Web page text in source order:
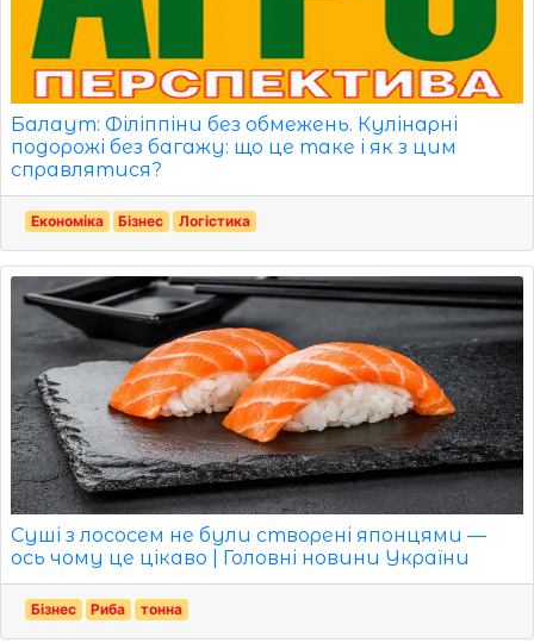
Балаут: Філіппіни без обмежень. Кулінарні
подорожі без багажу: що це таке і як з цим
справлятися?
Економіка Бізнес Логістика
Суші з лососем не були створені японцями —
ось чому це цікаво | Головні новини України
Бізнес Риба тонна